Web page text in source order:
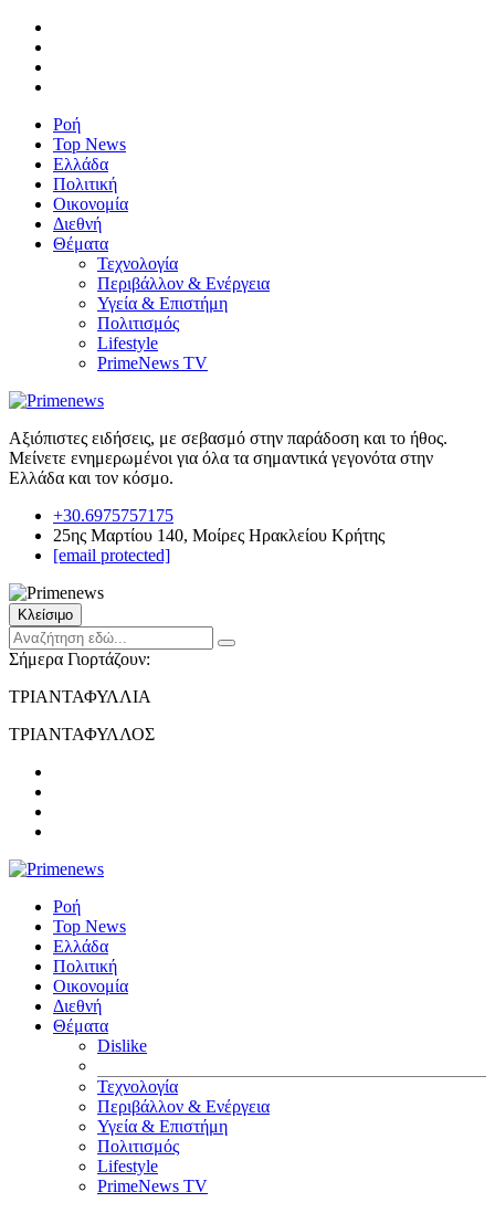
Ροή
Top News
Ελλάδα
Πολιτική
Οικονομία
Διεθνή
Θέματα
Τεχνολογία
Περιβάλλον & Ενέργεια
Υγεία & Επιστήμη
Πολιτισμός
Lifestyle
PrimeNews TV
Αξιόπιστες ειδήσεις, με σεβασμό στην παράδοση και το ήθος.
Μείνετε ενημερωμένοι για όλα τα σημαντικά γεγονότα στην
Ελλάδα και τον κόσμο.
+30.6975757175
25ης Μαρτίου 140, Μοίρες Ηρακλείου Κρήτης
[email protected]
Κλείσιμο
Σήμερα Γιορτάζουν:
ΤΡΙΑΝΤΑΦΥΛΛΙΑ
ΤΡΙΑΝΤΑΦΥΛΛΟΣ
Ροή
Top News
Ελλάδα
Πολιτική
Οικονομία
Διεθνή
Θέματα
Dislike
Τεχνολογία
Περιβάλλον & Ενέργεια
Υγεία & Επιστήμη
Πολιτισμός
Lifestyle
PrimeNews TV